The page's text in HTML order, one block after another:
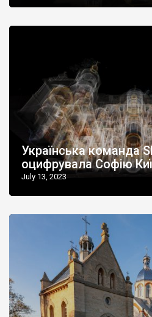
Українська команда
оцифрувала Софію
July 13, 2023